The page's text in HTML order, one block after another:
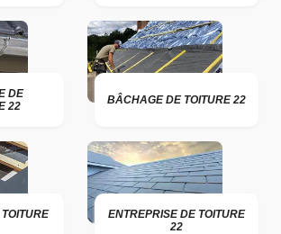
DE
22
BÂCHAGE DE TOITURE 22
ENTREPRISE DE TOITURE
22